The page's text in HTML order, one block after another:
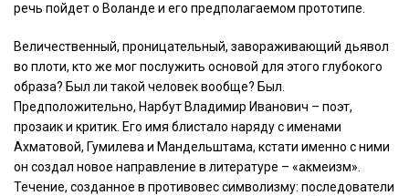
речь пойдет о Воланде и его предполагаемом прототипе.
Величественный, проницательный, завораживающий дьявол
во плоти, кто же мог послужить основой для этого глубокого
образа? Был ли такой человек вообще? Был.
Предположительно, Нарбут Владимир Иванович – поэт,
прозаик и критик. Его имя блистало наряду с именами
Ахматовой, Гумилева и Мандельштама, кстати именно с ними
он создал новое направление в литературе – «акмеизм».
Течение, созданное в противовес символизму: последователи